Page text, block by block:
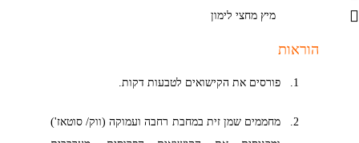
מיץ מחצי לימון
הוראות
פורסים את הקישואים לטבעות דקות.
מחממים שמן זית במחבת רחבה ועמוקה (ווק/ סוטאז')